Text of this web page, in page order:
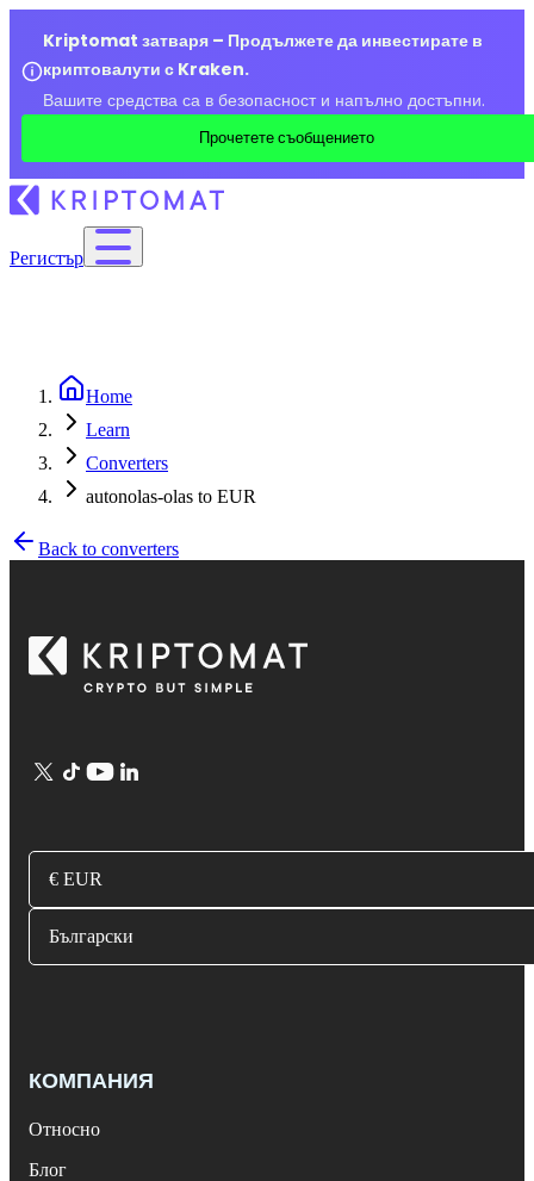
Kriptomat затваря – Продължете да инвестирате в
криптовалути с Kraken.
Вашите средства са в безопасност и напълно достъпни.
Прочетете съобщението
Регистър
Home
Learn
Converters
autonolas-olas to EUR
Back to converters
€ EUR
Български
КОМПАНИЯ
Относно
Блог